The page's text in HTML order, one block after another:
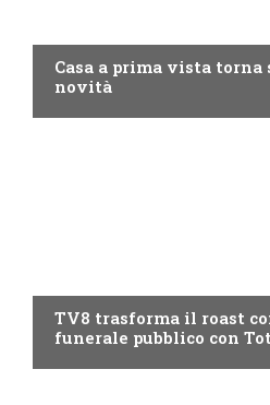
Casa a prima vista torna
novità
TV8 trasforma il roast
funerale pubblico con